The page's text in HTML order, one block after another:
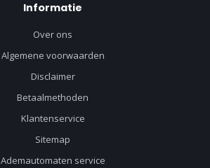
Informatie
Over ons
Algemene voorwaarden
Disclaimer
Betaalmethoden
Klantenservice
Sitemap
Ademautomaten service